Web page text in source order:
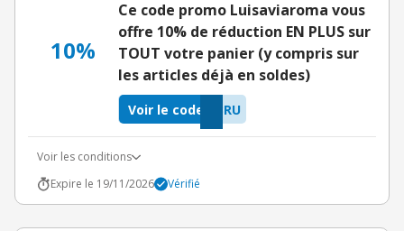
10%
Ce code promo Luisaviaroma vous
offre 10% de réduction EN PLUS sur
TOUT votre panier (y compris sur
les articles déjà en soldes)
BRU
Voir le code
Voir les conditions
Expire le 19/11/2026
Vérifié